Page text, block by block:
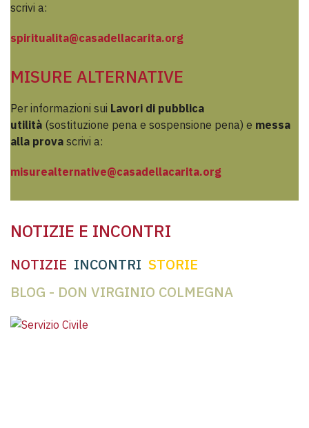
scrivi a:
spiritualita@casadellacarita.org
MISURE ALTERNATIVE
Per informazioni sui Lavori di pubblica
utilità (sostituzione pena e sospensione pena) e messa
alla prova scrivi a:
misurealternative@casadellacarita.org
NOTIZIE E INCONTRI
NOTIZIE INCONTRI STORIE
BLOG - DON VIRGINIO COLMEGNA